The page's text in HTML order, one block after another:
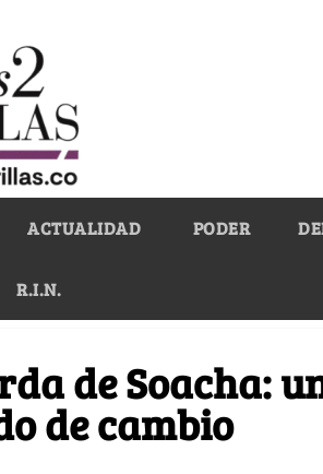
ACTUALIDAD PODER
R.I.N.
de Soacha:
de cambio